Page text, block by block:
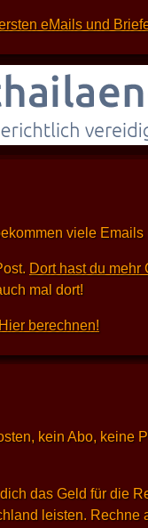
eMails und
viele
Dort hast du mehr
mal dort!
Hier berechnen!
kein Abo,
das Geld für die
leisten. Rechne